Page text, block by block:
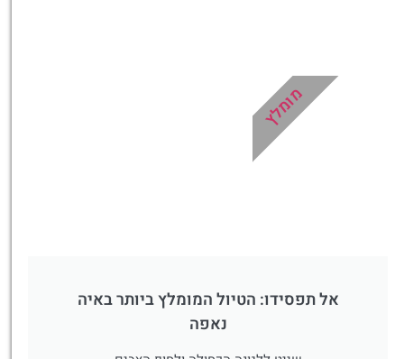
מומלץ?
לחצו
פה!
אל תפסידו: הטיול המומלץ ביותר באיה
נאפה
מומלץ